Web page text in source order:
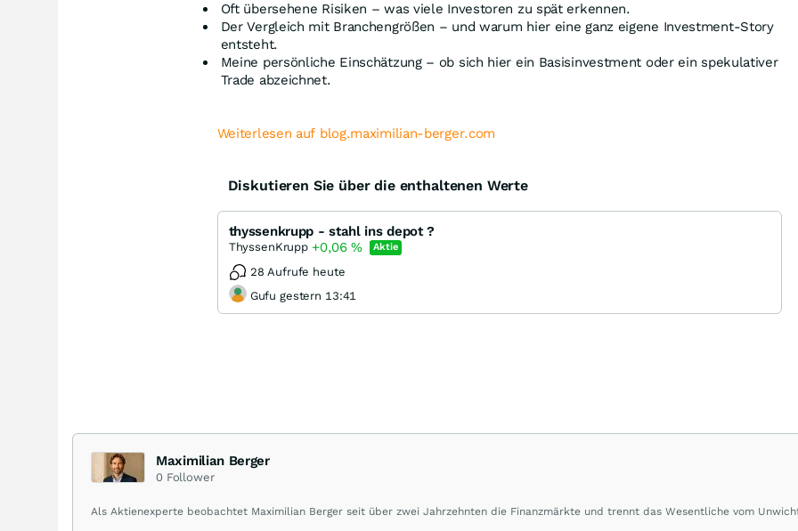
Oft übersehene Risiken – was viele Investoren zu spät erkennen.
Der Vergleich mit Branchengrößen – und warum hier eine ganz eigene Investment-Story
entsteht.
Meine persönliche Einschätzung – ob sich hier ein Basisinvestment oder ein spekulativer
Trade abzeichnet.
Weiterlesen auf blog.maximilian-berger.com
Diskutieren Sie über die enthaltenen Werte
thyssenkrupp - stahl ins depot ?
ThyssenKrupp +0,06% Aktie
28 Aufrufe heute
Gufu gestern 13:41
Maximilian Berger
0 Follower
Als Aktienexperte beobachtet Maximilian Berger seit über zwei Jahrzehnten die Finanzmärkte und trennt das Wesentliche vom